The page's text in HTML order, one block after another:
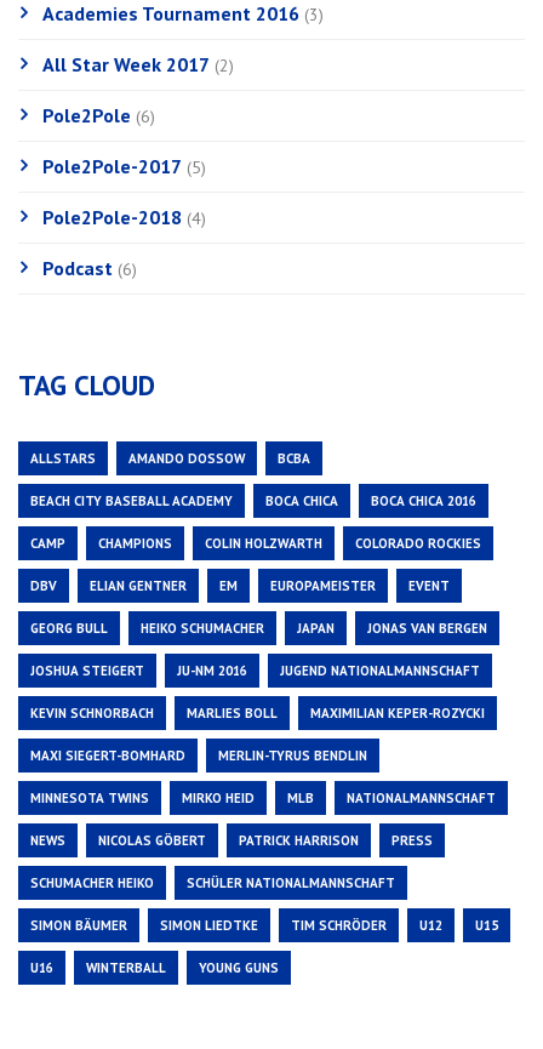
Academies Tournament 2016 (3)
All Star Week 2017 (2)
Pole2Pole (6)
Pole2Pole-2017 (5)
Pole2Pole-2018 (4)
Podcast (6)
TAG CLOUD
ALLSTARS AMANDO DOSSOW BCBA
BEACH CITY BASEBALL ACADEMY BOCA CHICA BOCA CHICA 2016
CAMP CHAMPIONS COLIN HOLZWARTH COLORADO ROCKIES
DBV ELIAN GENTNER EM EUROPAMEISTER EVENT
GEORG BULL HEIKO SCHUMACHER JAPAN JONAS VAN BERGEN
JOSHUA STEIGERT JU-NM 2016 JUGEND NATIONALMANNSCHAFT
KEVIN SCHNORBACH MARLIES BOLL MAXIMILIAN KEPER-ROZYCKI
MAXI SIEGERT-BOMHARD MERLIN-TYRUS BENDLIN
MINNESOTA TWINS MIRKO HEID MLB NATIONALMANNSCHAFT
NEWS NICOLAS GÖBERT PATRICK HARRISON PRESS
SCHUMACHER HEIKO SCHÜLER NATIONALMANNSCHAFT
SIMON BÄUMER SIMON LIEDTKE TIM SCHRÖDER U12 U15
U16 WINTERBALL YOUNG GUNS